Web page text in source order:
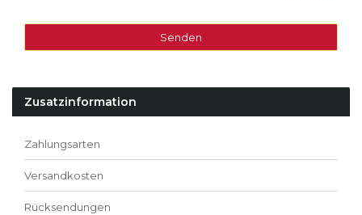
Senden
Zusatzinformation
Zahlungsarten
Versandkosten
Rücksendungen